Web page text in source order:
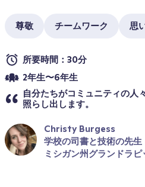
尊敬 チームワーク 思
所要時間：30分
2年生〜6年生
自分たちがコミュニティの人
照らし出します。
Christy Burgess
学校の司書と技術の先生
ミシガン州グランドラピ